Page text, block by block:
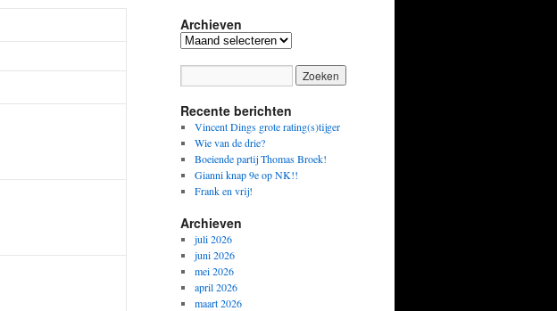
Archieven
Archieven
Recente berichten
Vincent Dings grote rating(s)tijger
Wie van de drie?
Boeiende partij Thomas Broek!
Gianni knap 9e op NK!!
Frank en vrij!
Archieven
juli 2026
juni 2026
mei 2026
april 2026
maart 2026